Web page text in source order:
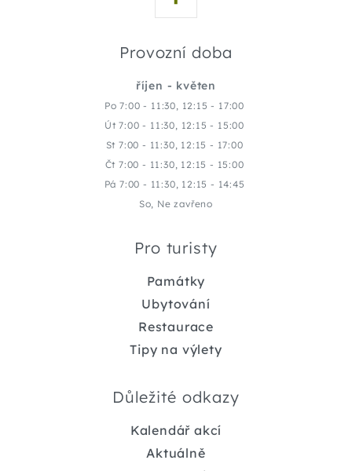
Provozní doba
říjen - květen
Po 7:00 - 11:30, 12:15 - 17:00
Út 7:00 - 11:30, 12:15 - 15:00
St 7:00 - 11:30, 12:15 - 17:00
Čt 7:00 - 11:30, 12:15 - 15:00
Pá 7:00 - 11:30, 12:15 - 14:45
So, Ne zavřeno
Pro turisty
Památky
Ubytování
Restaurace
Tipy na výlety
Důležité odkazy
Kalendář akcí
Aktuálně